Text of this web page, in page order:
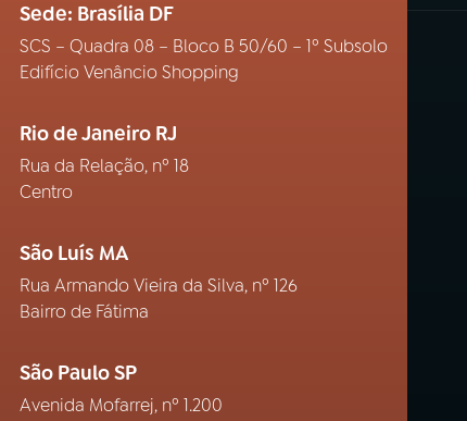
Sede: Brasília DF
SCS – Quadra 08 – Bloco B 50/60 – 1º Subsolo
Edifício Venâncio Shopping
Rio de Janeiro RJ
Rua da Relação, nº 18
Centro
São Luís MA
Rua Armando Vieira da Silva, nº 126
Bairro de Fátima
São Paulo SP
Avenida Mofarrej, nº 1.200